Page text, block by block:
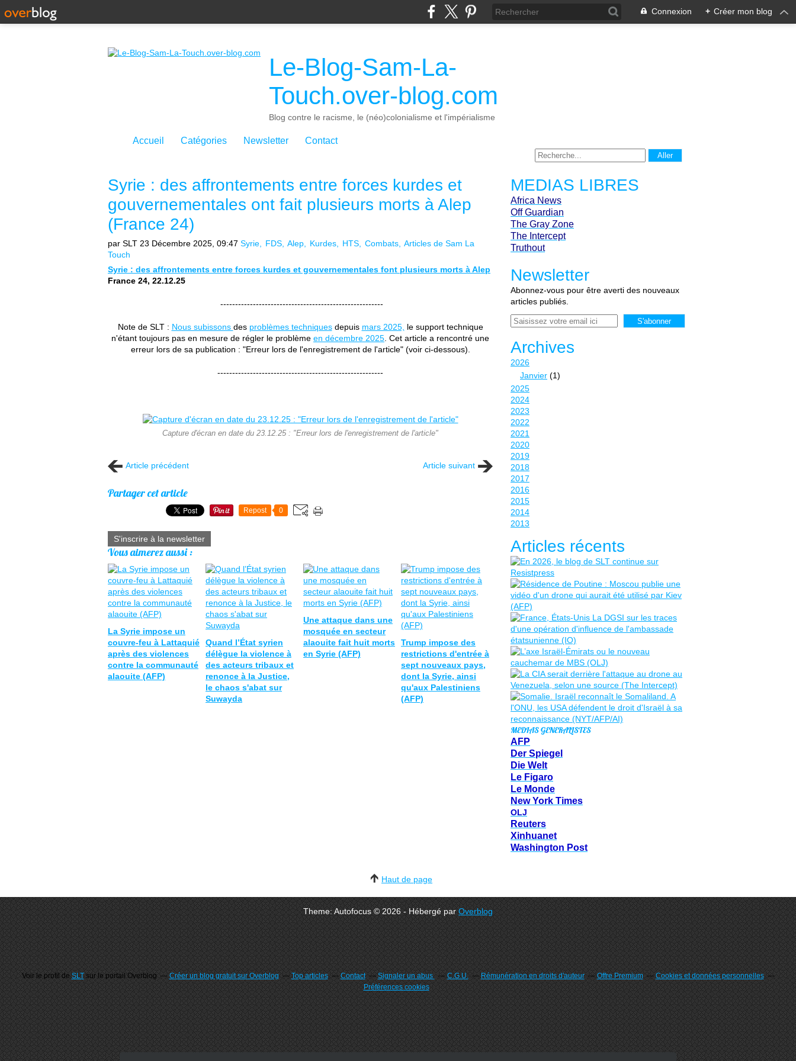
Connexion + Créer mon blog
Le-Blog-Sam-La-
Touch.over-blog.com
Blog contre le racisme, le (néo)colonialisme et l'impérialisme
Accueil Catégories Newsletter Contact
Syrie : des affrontements entre forces kurdes et
gouvernementales ont fait plusieurs morts à Alep
(France 24)
par SLT 23 Décembre 2025, 09:47 Syrie FDS Alep Kurdes HTS Combats Articles de Sam La
Touch
Syrie : des affrontements entre forces kurdes et gouvernementales font plusieurs morts à Alep
France 24, 22.12.25
-------------------------------------------------------
Note de SLT : Nous subissons des problèmes techniquesdepuis mars 2025, le support technique
n'étant toujours pas en mesure de régler le problème en décembre 2025 . Cet article a rencontré une
erreur lors de sa publication : "Erreur lors de l'enregistrement de l'article" (voir ci-dessous).
--------------------------------------------------------
Capture d'écran en date du 23.12.25 : "Erreur lors de l'enregistrement de l'article"
Article précédent Article suivant
Partager cet article
Repost 0
S'inscrire à la newsletter
Vous aimerez aussi :
La Syrie impose un
couvre-feu à Lattaquié
après des violences
contre la communauté
alaouite (AFP)
Quand l’État syrien
délègue la violence à
des acteurs tribaux et
renonce à la Justice,
le chaos s'abat sur
Suwayda
Une attaque dans une
mosquée en secteur
alaouite fait huit morts
en Syrie (AFP)
Trump impose des
restrictions d'entrée à
sept nouveaux pays,
dont la Syrie, ainsi
qu'aux Palestiniens
(AFP)
MEDIAS LIBRES
Africa News
Off Guardian
The Gray Zone
The Intercept
Truthout
Newsletter
Abonnez-vous pour être averti des nouveaux
articles publiés.
Email
Archives
2026
Janvier (1)
2025
2024
2023
2022
2021
2020
2019
2018
2017
2016
2015
2014
2013
Articles récents
MEDIAS GENERALISTES
AFP
Der Spiegel
Die Welt
Le Figaro
Le Monde
New York Times
OLJ
Reuters
Xinhuanet
Washington Post
Haut de page
Theme: Autofocus © 2026 - Hébergé parOverblog
Voir le profil deSLTsur le portail Overblog Créer un blog gratuit sur Overblog Top articles Contact Signaler un abus C.G.U. Rémunération en droits d'auteur Offre Premium
Cookies et données personnelles
Préférences cookies